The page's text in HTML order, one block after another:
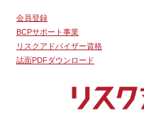
会員登録
BCPサポート事業
リスクアドバイザー資格
誌面PDFダウンロード